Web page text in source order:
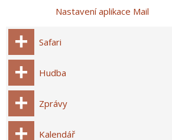
Nastavení aplikace Mail
Safari
Hudba
Zprávy
Kalendář